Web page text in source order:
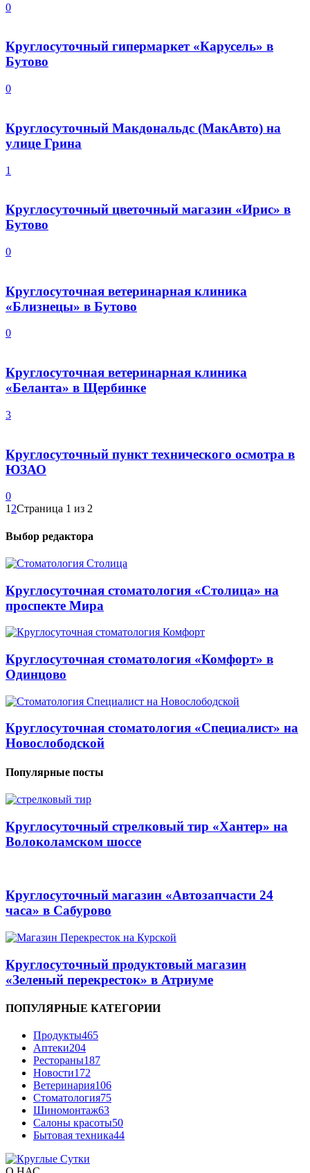
0
Круглосуточный гипермаркет «Карусель» в
Бутово
0
Круглосуточный Макдональдс (МакАвто) на
улице Грина
1
Круглосуточный цветочный магазин «Ирис» в
Бутово
0
Круглосуточная ветеринарная клиника
«Близнецы» в Бутово
0
Круглосуточная ветеринарная клиника
«Беланта» в Щербинке
3
Круглосуточный пункт технического осмотра в
ЮЗАО
0
1 2Страница 1 из 2
Выбор редактора
Круглосуточная стоматология «Столица» на
проспекте Мира
Круглосуточная стоматология «Комфорт» в
Одинцово
Круглосуточная стоматология «Специалист» на
Новослободской
Популярные посты
Круглосуточный стрелковый тир «Хантер» на
Волоколамском шоссе
Круглосуточный магазин «Автозапчасти 24
часа» в Сабурово
Круглосуточный продуктовый магазин
«Зеленый перекресток» в Атриуме
ПОПУЛЯРНЫЕ КАТЕГОРИИ
Продукты465
Аптеки204
Рестораны187
Новости172
Ветеринария106
Стоматология75
Шиномонтаж63
Салоны красоты50
Бытовая техника44